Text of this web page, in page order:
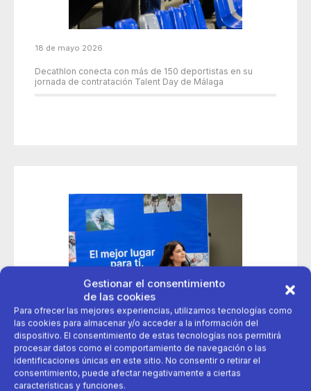
Gestionar el consentimiento
de las cookies
Para ofrecer las mejores experiencias, utilizamos tecnologías como
las cookies para almacenar y/o acceder a la información del
dispositivo. El consentimiento de estas tecnologías nos permitirá
procesar datos como el comportamiento de navegación o las
identificaciones únicas en este sitio. No consentir o retirar el
consentimiento, puede afectar negativamente a ciertas
características y funciones.
18 de mayo 2026
Decathlon conecta con más de 150 deportistas en su
jornada de contratación Talent Day de Málaga